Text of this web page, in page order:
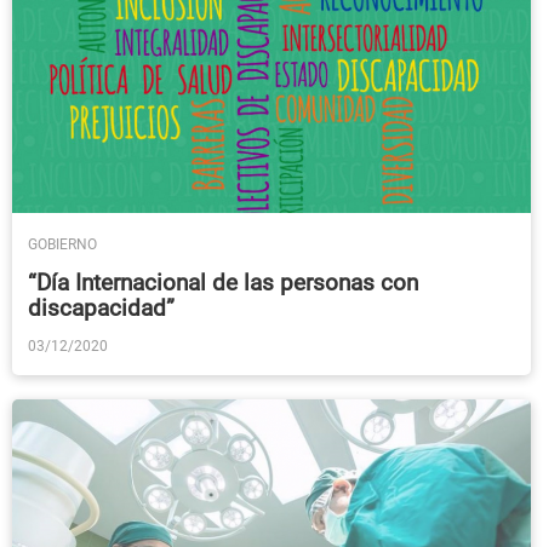
GOBIERNO
“Día Internacional de las personas con
discapacidad”
03/12/2020